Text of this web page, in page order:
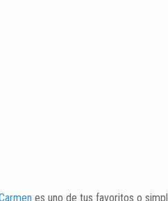
es uno de tus favoritos o